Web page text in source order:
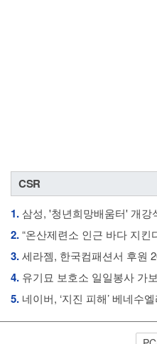
CSR
1.삼성, '청년희망배움터' 개
2.“온산제련소 인근 바다 지
3.세라젬, 한국컴패션서 후원
4. 유기묘 보호소 일일봉사 가
5. 네이버, ‘지진 피해’ 베네수